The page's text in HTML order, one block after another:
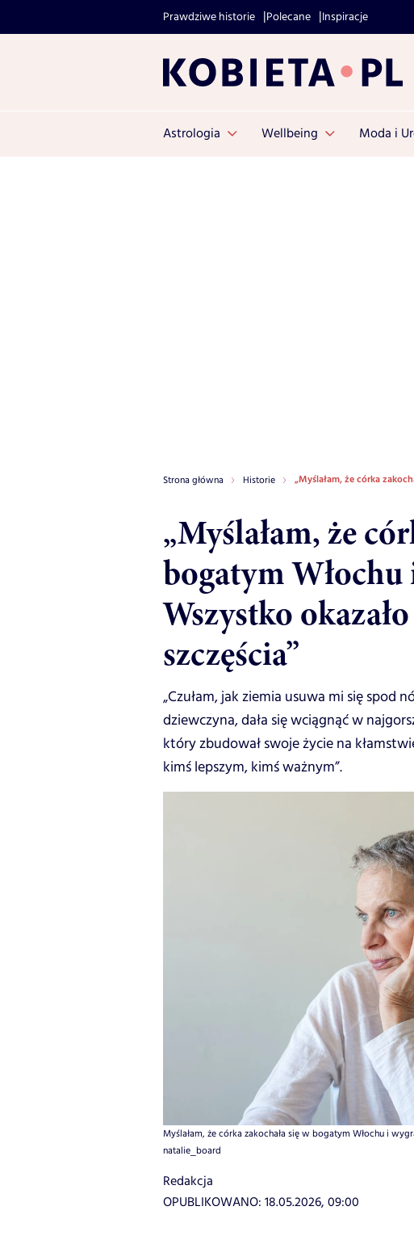
Prawdziwe historie Polecane Inspiracje
Astrologia Wellbeing Moda i
Strona główna Historie „Myślałam, że córka
„Myślałam, że
bogatym Włochu
Wszystko
szczęścia”
„Czułam, jak ziemia usuwa mi się spod
dziewczyna, dała się wciągnąć w
który zbudował swoje życie na
kimś lepszym, kimś ważnym”.
Myślałam, że córka zakochała się w bogatym Włochu i
natalie_board
Redakcja
OPUBLIKOWANO: 18.05.2026, 09:00